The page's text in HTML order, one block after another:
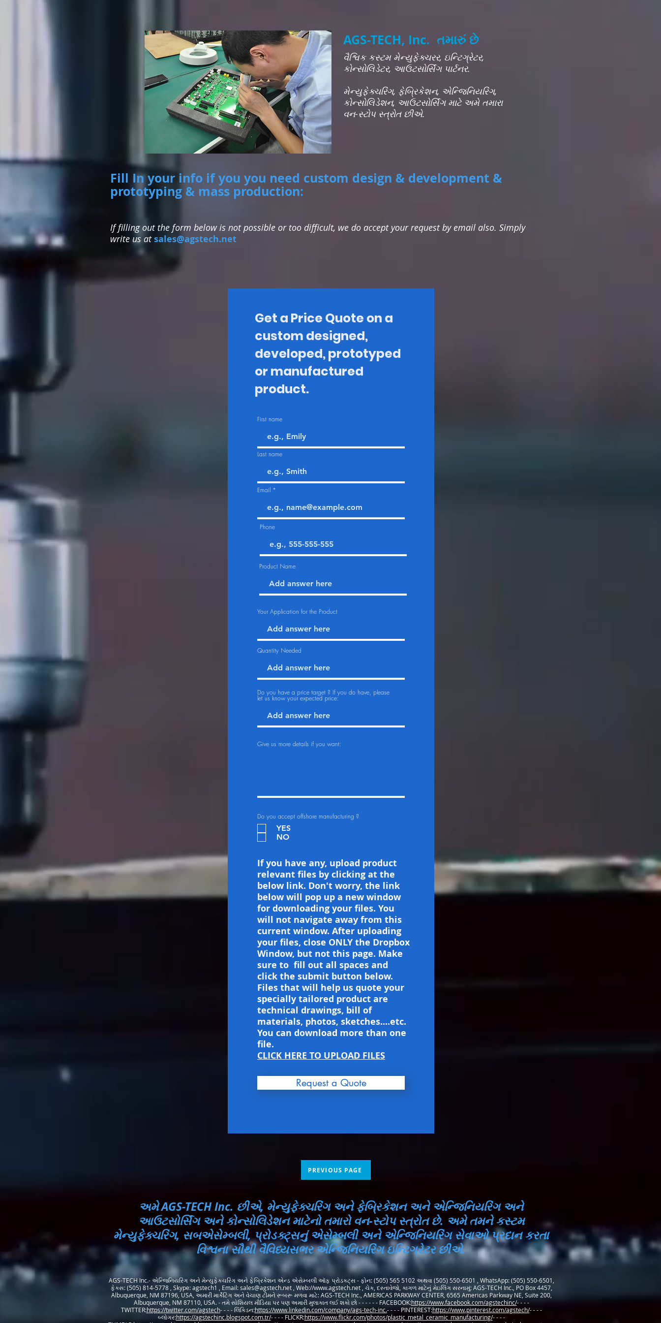
AGS-TECH, Inc. તમારું છે
વૈશ્વિક કસ્ટમ મેન્યુફેક્ચરર, ઇન્ટિગ્રેટર,
કોન્સોલિડેટર, આઉટસોર્સિંગ પાર્ટનર.
મેન્યુફેક્ચરિંગ, ફેબ્રિકેશન, એન્જિનિયરિંગ,
કોન્સોલિડેશન, આઉટસોર્સિંગ માટે અમે તમારા
વન-સ્ટોપ સ્ત્રોત છીએ.
Fill In your info if you you need custom design & development &
prototyping & mass production:
If filling out the form below is not possible or too difficult, we do accept your request by email also. Simply
write us atsales@agstech.net
Get a Price Quote on a
custom designed,
developed, prototyped
or manufactured
product.
First name
Last name
Email
Phone
Product Name
Your Application for the Product
Quantity Needed
Do you have a price target ? If you do have, please
let us know your expected price:
Give us more details if you want:
Do you accept offshore manufacturing ?
YES
NO
If you have any, upload product
relevant files by clicking at the
below link. Don't worry, the link
below will pop up a new window
for downloading your files. You
will not navigate away from this
current window. After uploading
your files, close ONLY the Dropbox
Window, but not this page. Make
sure to fill out all spaces and
click the submit button below.
Files that will help us quote your
specially tailored product are
technical drawings, bill of
materials, photos, sketches....etc.
You can download more than one
file.
CLICK HERE TO UPLOAD FILES
Request a Quote
PREVIOUS PAGE
અમે AGS-TECH Inc. છીએ, મેન્યુફેક્ચરિંગ અને ફેબ્રિકેશન અને એન્જિનિયરિંગ અને
આઉટસોર્સિંગ અને કોન્સોલિડેશન માટેનો તમારો વન-સ્ટોપ સ્ત્રોત છે. અમે તમને કસ્ટમ
મેન્યુફેક્ચરિંગ, સબએસેમ્બલી, પ્રોડક્ટ્સનું એસેમ્બલી અને એન્જિનિયરિંગ સેવાઓ પ્રદાન કરતા
વિશ્વના સૌથી વૈવિધ્યસભર એન્જિનિયરિંગ ઇન્ટિગ્રેટર છીએ.
AGS-TECH Inc.- એન્જિનિયરિંગ અને મેન્યુફેક્ચરિંગ અને ફેબ્રિકેશન એન્ડ એસેમ્બલી ઑફ પ્રોડક્ટ્સ - ફોન: (505) 565 5102 અથવા (505) 550-6501 , WhatsApp: (505) 550-6501,
ફેક્સ: (505) 814-5778 , Skype: agstech1 , Email:sales@agstech.net, Web://www.agstech.net, ચેક, દસ્તાવેજો, કાગળ માટેનું મેઇલિંગ સરનામું: AGS-TECH Inc., PO Box 4457,
Albuquerque, NM 87196, USA, અમારી માર્કેટિંગ અને વેચાણ ટીમને રૂબરૂ મળવા માટે: AGS-TECH Inc., AMERICAS PARKWAY CENTER, 6565 Americas Parkway NE, Suite 200,
Albuquerque, NM 87110, USA. - તમે સોશિયલ મીડિયા પર પણ અમારી મુલાકાત લઈ શકો છો - - - - - - FACEBOOK:https://www.facebook.com/agstechinc/- - - -
TWITTER:https://twitter.com/agstech- - - - લિંક્ડિન:https://www.linkedin.com/company/ags-tech-inc.- - - - PINTEREST:https://www.pinterest.com/agstech/- - - -
બ્લોગર:https://agstechinc.blogspot.com.tr/- - - - FLICKR:https://www.flickr.com/photos/plastic_metal_ceramic_manufacturing/- - - -